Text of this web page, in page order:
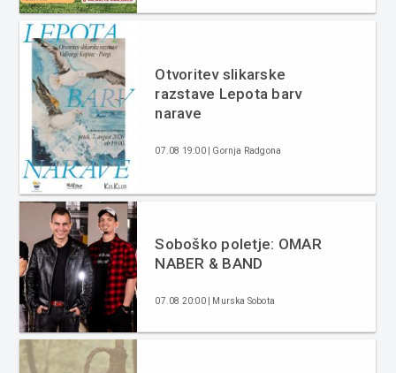
Otvoritev slikarske
razstave Lepota barv
narave
07.08 19:00 | Gornja Radgona
Soboško poletje: OMAR
NABER & BAND
07.08 20:00 | Murska Sobota